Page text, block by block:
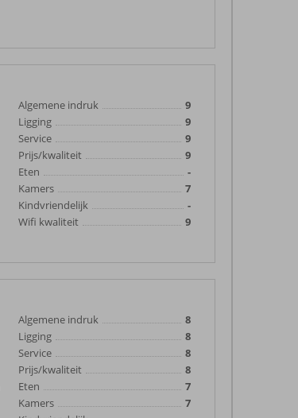
Algemene indruk
9
Ligging
9
Service
9
Prijs/kwaliteit
9
Eten
-
Kamers
7
Kindvriendelijk
-
Wifi kwaliteit
9
Algemene indruk
8
Ligging
8
Service
8
Prijs/kwaliteit
8
Eten
7
Kamers
7